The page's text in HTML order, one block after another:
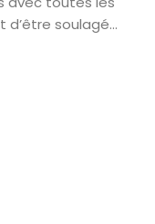
soulagé...